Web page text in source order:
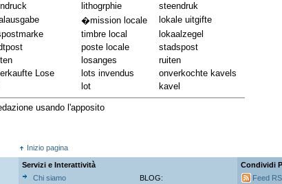
lithogrphie
steendruk
�mission locale
lokale uitgifte
timbre local
lokaalzegel
poste locale
stadspost
losanges
ruiten
Lose lots invendus
onverkochte kavels
lot kavel
usando l'apposito
Inizio pagina
Servizi e Interattività
Chi siamo
BLOG:
Condividi
Feed